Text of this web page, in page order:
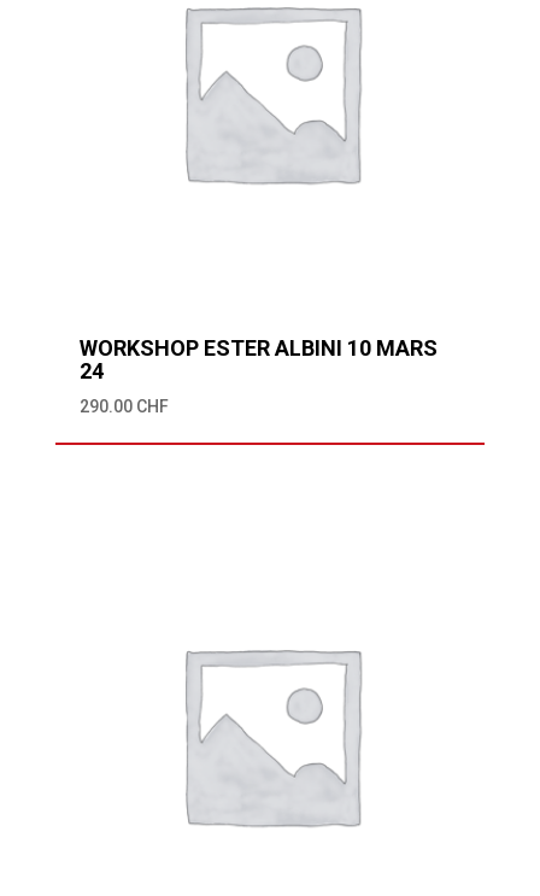
WORKSHOP ESTER ALBINI 10 MARS
24
290.00 CHF